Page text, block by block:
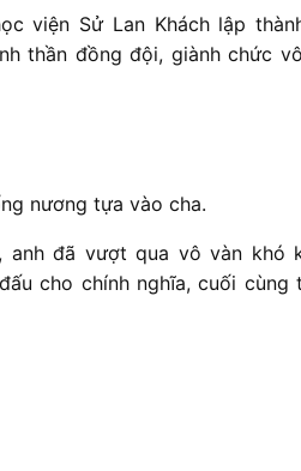
viện Sử Lan Khách lập
thần đồng đội, giành chức
nương tựa vào cha.
anh đã vượt qua vô vàn khó
cho chính nghĩa, cuối cùng